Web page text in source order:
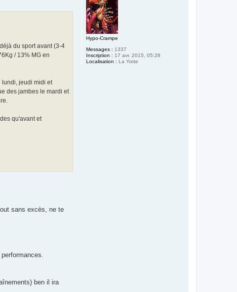
Hypo-Crampe
Messages : 1337
Inscription : 17 avr. 2015, 05:28
Localisation : La Yotte
du sport avant (3-4
/ 13% MG en
lundi, jeudi midi et
des jambes le mardi et
qu'avant et
sans excès, ne te
ben il ira